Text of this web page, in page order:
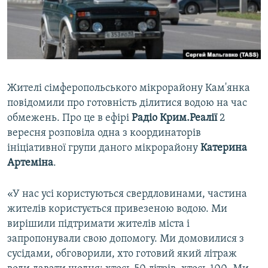
ВІДЕОУРОКИ «ELIFBE»
СВІДЧЕННЯ ОКУПАЦІЇ
УКРАЇНСЬКА ПРОБЛЕМА КРИМУ
Русский
Qırımtatar
Усі сайти RFE/RL
Жителі сімферопольського мікрорайону Кам'янка
повідомили про готовність ділитися водою на час
обмежень. Про це в ефірі Радіо Крим.Реалії2
вересня розповіла одна з координаторів
ініціативної групи даного мікрорайону Катерина
Артеміна.
«У нас усі користуються свердловинами, частина
жителів користується привезеною водою. Ми
вирішили підтримати жителів міста і
запропонували свою допомогу. Ми домовилися з
сусідами, обговорили, хто готовий який літраж